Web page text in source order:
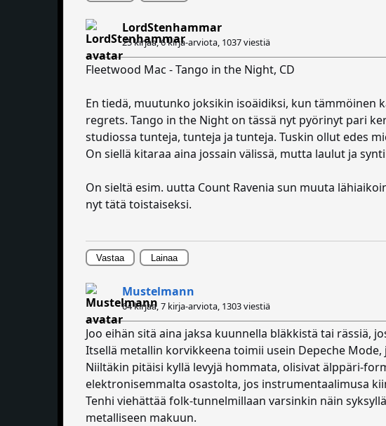
LordStenhammar
25 kirjaa, 6 kirja-arviota, 1037 viestiä
Fleetwood Mac - Tango in the Night, CD
En tiedä, muutunko joksikin isoäidiksi, kun tämmöinen
regrets. Tango in the Night on tässä nyt pyörinyt pari
studiossa tunteja, tunteja ja tunteja. Tuskin ollut edes
On siellä kitaraa aina jossain välissä, mutta laulut ja
On sieltä esim. uutta Count Ravenia sun muuta
nyt tätä toistaiseksi.
Vastaa Lainaa
Mustelmann
64 kirjaa, 7 kirja-arviota, 1303 viestiä
Joo eihän sitä aina jaksa kuunnella bläkkistä tai rässiä,
Itsellä metallin korvikkeena toimii usein Depeche
Niiltäkin pitäisi kyllä levyjä hommata, olisivat älppäri-
elektronisemmalta osastolta, jos instrumentaalimusa
Tenhi viehättää folk-tunnelmillaan varsinkin näin
metalliseen makuun.